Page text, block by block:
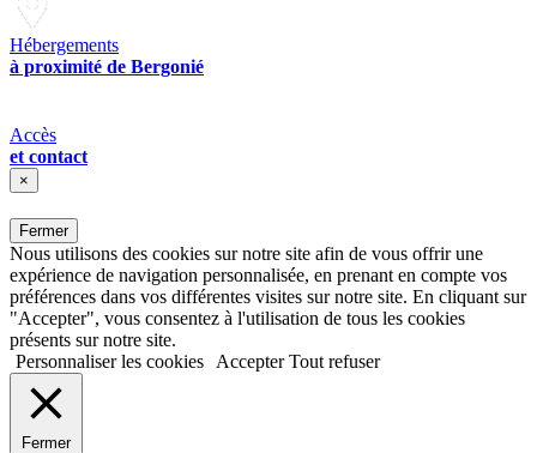
Hébergements
à proximité de Bergonié
Accès
et contact
×
Fermer
Nous utilisons des cookies sur notre site afin de vous offrir une
expérience de navigation personnalisée, en prenant en compte vos
préférences dans vos différentes visites sur notre site. En cliquant sur
"Accepter", vous consentez à l'utilisation de tous les cookies
présents sur notre site.
Personnaliser les cookies
Accepter Tout refuser
Fermer